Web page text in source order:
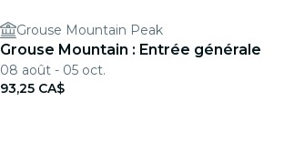
Grouse Mountain Peak
Grouse Mountain : Entrée générale
08 août - 05 oct.
93,25 CA$